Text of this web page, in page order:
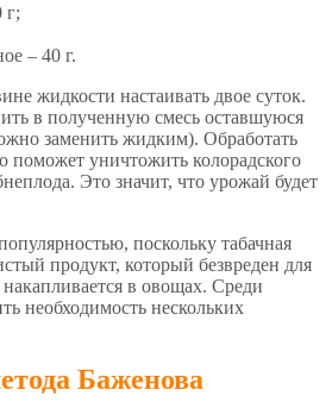
г;
– 40 г.
жидкости настаивать двое суток.
в полученную смесь оставшуюся
заменить жидким). Обработать
поможет уничтожить колорадского
Это значит, что урожай будет
поскольку табачная
продукт, который безвреден для
в овощах. Среди
необходимость нескольких
Баженова